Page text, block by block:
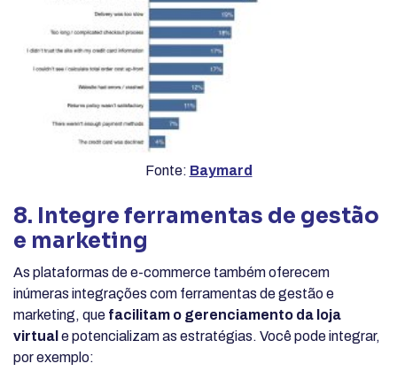
Fonte: Baymard
8. Integre ferramentas de gestão
e marketing
As plataformas de e-commerce também oferecem
inúmeras integrações com ferramentas de gestão e
marketing, que facilitam o gerenciamento da loja
virtual e potencializam as estratégias. Você pode integrar,
por exemplo: